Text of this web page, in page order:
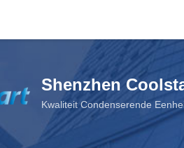
Shenzhen
Kwaliteit Condenserende